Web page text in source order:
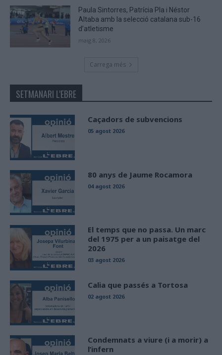
Paula Sintorres, Patrícia Pla i Néstor
Altaba amb la selecció catalana sub-16
d’atletisme
maig 8, 2026
Carrega més
SETMANARI L'EBRE
Caçadors de subvencions
05 agost 2026
80 anys de Jaume Rocamora
04 agost 2026
El temps que no passa. Un marc
del 1975 per a un paisatge del
2026
03 agost 2026
Calia que passés a Tortosa
02 agost 2026
Condemnats a viure (i a morir) a
l’infern